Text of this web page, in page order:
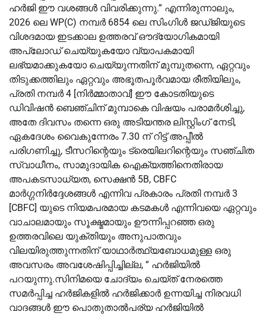
ഹർജി ഈ വശങ്ങൾ വിവരിക്കുന്നു.” എന്നിരുന്നാലും,
2026 ലെ WP(C) നമ്പർ 6854 ലെ സിംഗിൾ ജഡ്ജിയുടെ
വിശദമായ ഇടക്കാല ഉത്തരവ് ഔദ്യോഗികമായി
അപ്‌ലോഡ് ചെയ്യുകയോ വ്യാപകമായി
ലഭ്യമാക്കുകയോ ചെയ്യുന്നതിന് മുമ്പുതന്നെ, ഏറ്റവും
തിടുക്കത്തിലും ഏറ്റവും അഭൂതപൂർവമായ രീതിയിലും,
പ്രതി നമ്പർ 4 [നിർമ്മാതാവ്] ഈ കോടതിയുടെ
ഡിവിഷൻ ബെഞ്ചിന് മുമ്പാകെ വിഷയം പരാമർശിച്ചു,
അതേ ദിവസം തന്നെ ഒരു അടിയന്തര ലിസ്റ്റിംഗ് നേടി,
ഏകദേശം വൈകുന്നേരം 7.30 ന് റിട്ട് അപ്പീൽ
പരിഗണിച്ചു, ടീസറിന്റെയും ട്രെയിലറിന്റെയും സഞ്ചിത
സ്വാധീനം, സാമുദായിക ഐക്യത്തിനെതിരായ
അപകടസാധ്യത, സെക്ഷൻ 5B, CBFC
മാർഗ്ഗനിർദ്ദേശങ്ങൾ എന്നിവ പ്രകാരം പ്രതി നമ്പർ 3
[CBFC] യുടെ നിയമപരമായ കടമകൾ എന്നിവയെ ഏറ്റവും
വാചാലമായും സൂക്ഷ്മമായും ഊന്നിപ്പറഞ്ഞ ഒരു
ഉത്തരവിലെ യുക്തിയും അനുപാതവും
വിലയിരുത്തുന്നതിന് യാഥാർത്ഥ്യബോധമുള്ള ഒരു
അവസരം അവശേഷിപ്പിച്ചില്ല, ” ഹർജിയിൽ
പറയുന്നു.സിനിമയെ ചോദ്യം ചെയ്ത് നേരത്തെ
സമർപ്പിച്ച ഹർജികളിൽ ഹർജിക്കാർ ഉന്നയിച്ച നിരവധി
വാദങ്ങൾ ഈ പൊതുതാൽപര്യ ഹർജിയിൽ